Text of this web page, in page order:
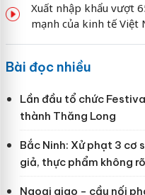
Xuất nhập khẩu vượt
mạnh của kinh tế Việt
Bài đọc nhiều
Lần đầu tổ chức
thành Thăng Long
Bắc Ninh: Xử phạt 3 cơ
giả, thực phẩm không
Ngoại giao - cầu nối